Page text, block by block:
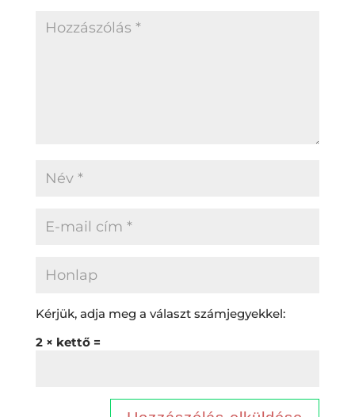
Kérjük, adja meg a választ számjegyekkel:
2 × kettő =